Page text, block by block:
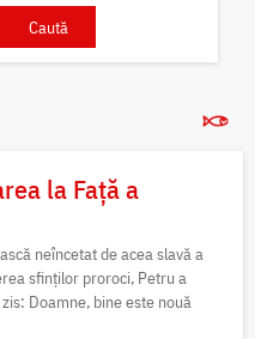
la Față a
neîncetat de acea slavă a
sfinților proroci, Petru a
Doamne, bine este nouă